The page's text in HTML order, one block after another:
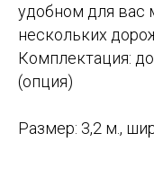
удобном для вас
нескольких
Комплектация:
(опция)
Размер: 3,2 м.,